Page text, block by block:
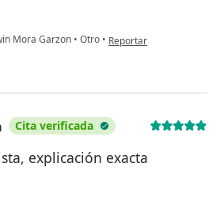
Mora Garzon • Otro • en opinión del usuario
Reportar
Cita verificada
explicación exacta